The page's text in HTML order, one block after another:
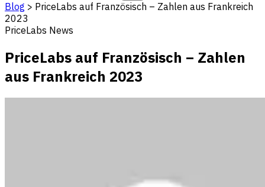
Blog > PriceLabs auf Französisch – Zahlen aus Frankreich
2023
PriceLabs News
PriceLabs auf Französisch – Zahlen
aus Frankreich 2023